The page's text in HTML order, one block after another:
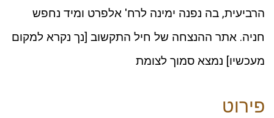
הרביעית, בה נפנה ימינה לרח' אלפרט ומיד נחפש
חניה. אתר ההנצחה של חיל התקשוב [נך נקרא למקום
מעכשיו] נמצא סמוך לצומת
פירוט